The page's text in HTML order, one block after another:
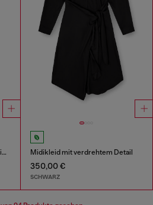
Minikleid aus fließendem beschichtetem Denim Midikleid mit verdrehtem Detail
350,00 €
SCHWARZ